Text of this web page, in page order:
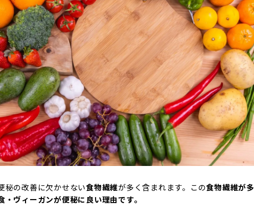
秘の改善に欠かせない食物繊維が多く含まれます。この食物繊維が多
ヴィーガンが便秘に良い理由です。